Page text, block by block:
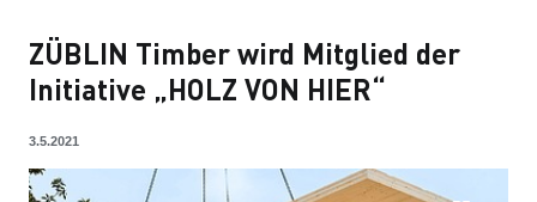
ZÜBLIN Timber wird Mitglied der
Initiative „HOLZ VON HIER“
3.5.2021